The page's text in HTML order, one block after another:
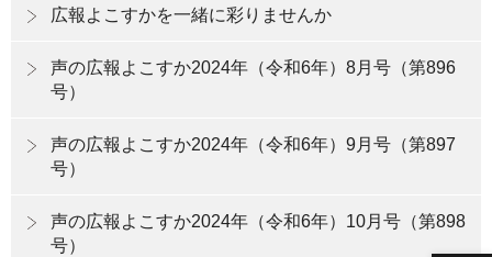
広報よこすかを一緒に彩りませんか
声の広報よこすか2024年（令和6年）8月号（第896
号）
声の広報よこすか2024年（令和6年）9月号（第897
号）
声の広報よこすか2024年（令和6年）10月号（第898
号）